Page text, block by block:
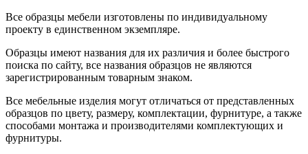
Все образцы мебели изготовлены по индивидуальному
проекту в единственном экземпляре.
Образцы имеют названия для их различия и более быстрого
поиска по сайту, все названия образцов не являются
зарегистрированным товарным знаком.
Все мебельные изделия могут отличаться от представленных
образцов по цвету, размеру, комплектации, фурнитуре, а также
способами монтажа и производителями комплектующих и
фурнитуры.